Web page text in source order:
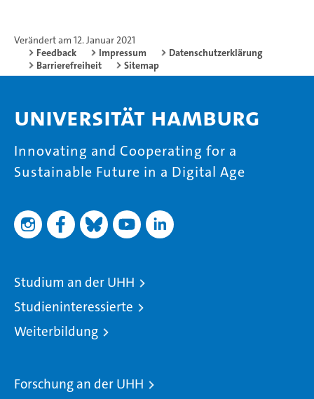
Verändert am 12. Januar 2021
Feedback
Impressum
Datenschutzerklärung
Barrierefreiheit
Sitemap
Universität Hamburg
Innovating and Cooperating for a
Sustainable Future in a Digital Age
Studium an der UHH
Studieninteressierte
Weiterbildung
Forschung an der UHH